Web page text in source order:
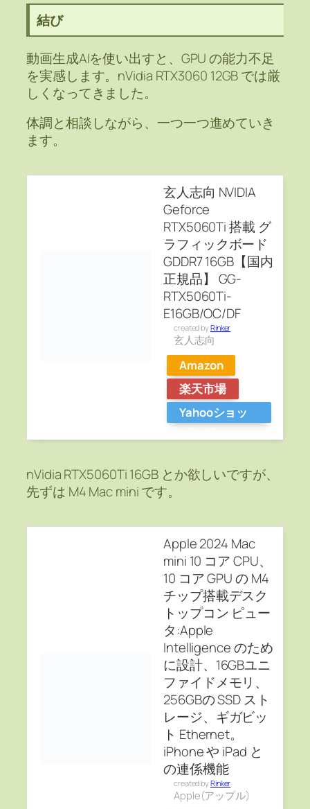
結び
動画生成AIを使い出すと、GPU の能力不足
を実感します。nVidia RTX3060 12GB では厳
しくなってきました。
体調と相談しながら、一つ一つ進めていき
ます。
玄人志向 NVIDIA
Geforce
RTX5060Ti 搭載 グ
ラフィックボード
GDDR7 16GB【国内
正規品】 GG-
RTX5060Ti-
E16GB/OC/DF
created byRinker
玄人志向
Amazon
楽天市場
Yahooショッ
nVidia RTX5060Ti 16GB とか欲しいですが、
先ずは M4 Mac mini です。
Apple 2024 Mac
mini 10 コア CPU、
10 コア GPU の M4
チップ搭載デスク
トップコン ピュー
タ:Apple
Intelligence のため
に設計、16GBユニ
ファイドメモリ、
256GBの SSD スト
レージ、ギガビッ
ト Ethernet。
iPhone や iPad と
の連係機能
created byRinker
Apple(アップル)